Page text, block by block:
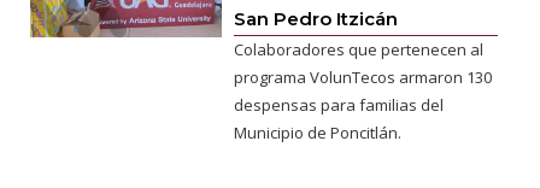
San Pedro Itzicán
Colaboradores que pertenecen al
programa VolunTecos armaron 130
despensas para familias del
Municipio de Poncitlán.